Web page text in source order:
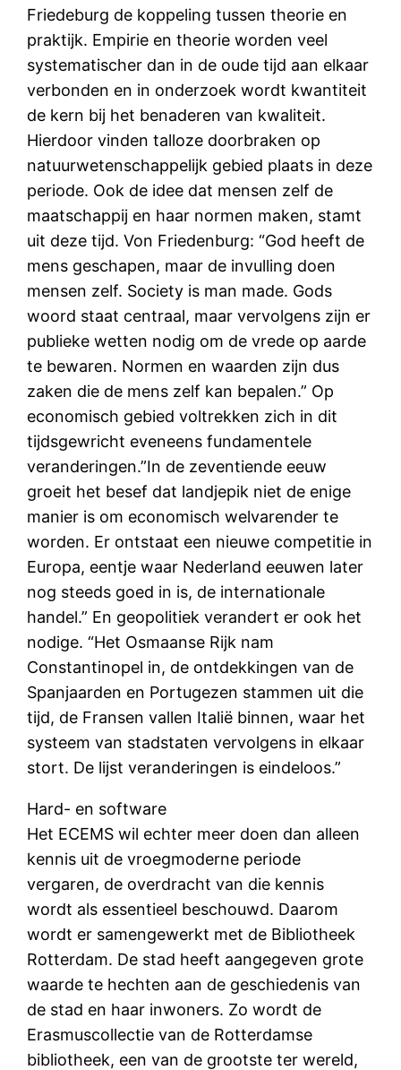
Friedeburg de koppeling tussen theorie en
praktijk. Empirie en theorie worden veel
systematischer dan in de oude tijd aan elkaar
verbonden en in onderzoek wordt kwantiteit
de kern bij het benaderen van kwaliteit.
Hierdoor vinden talloze doorbraken op
natuurwetenschappelijk gebied plaats in deze
periode. Ook de idee dat mensen zelf de
maatschappij en haar normen maken, stamt
uit deze tijd. Von Friedenburg: “God heeft de
mens geschapen, maar de invulling doen
mensen zelf. Society is man made. Gods
woord staat centraal, maar vervolgens zijn er
publieke wetten nodig om de vrede op aarde
te bewaren. Normen en waarden zijn dus
zaken die de mens zelf kan bepalen.” Op
economisch gebied voltrekken zich in dit
tijdsgewricht eveneens fundamentele
veranderingen.”In de zeventiende eeuw
groeit het besef dat landjepik niet de enige
manier is om economisch welvarender te
worden. Er ontstaat een nieuwe competitie in
Europa, eentje waar Nederland eeuwen later
nog steeds goed in is, de internationale
handel.” En geopolitiek verandert er ook het
nodige. “Het Osmaanse Rijk nam
Constantinopel in, de ontdekkingen van de
Spanjaarden en Portugezen stammen uit die
tijd, de Fransen vallen Italië binnen, waar het
systeem van stadstaten vervolgens in elkaar
stort. De lijst veranderingen is eindeloos.”
Hard- en software
Het ECEMS wil echter meer doen dan alleen
kennis uit de vroegmoderne periode
vergaren, de overdracht van die kennis
wordt als essentieel beschouwd. Daarom
wordt er samengewerkt met de Bibliotheek
Rotterdam. De stad heeft aangegeven grote
waarde te hechten aan de geschiedenis van
de stad en haar inwoners. Zo wordt de
Erasmuscollectie van de Rotterdamse
bibliotheek, een van de grootste ter wereld,